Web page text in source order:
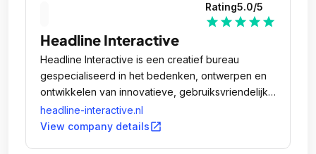
Rating5.0/5
star star star star star
Headline Interactive
Headline Interactive is een creatief bureau
gespecialiseerd in het bedenken, ontwerpen en
ontwikkelen van innovatieve, gebruiksvriendelijke
en interactieve apps, websites en webshops.
headline-interactive.nl
View company detailsopen_in_new